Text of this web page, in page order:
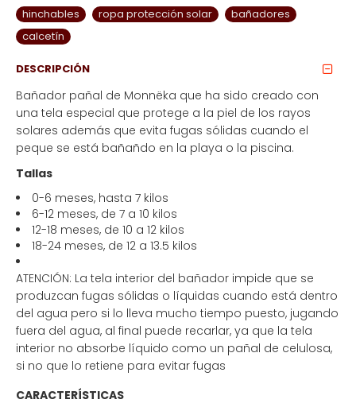
hinchables
ropa protección solar
bañadores
calcetín
DESCRIPCIÓN
Bañador pañal de Monnëka que ha sido creado con
una tela especial que protege a la piel de los rayos
solares además que evita fugas sólidas cuando el
peque se está bañañdo en la playa o la piscina.
Tallas
0-6 meses, hasta 7 kilos
6-12 meses, de 7 a 10 kilos
12-18 meses, de 10 a 12 kilos
18-24 meses, de 12 a 13.5 kilos
ATENCIÓN: La tela interior del bañador impide que se
produzcan fugas sólidas o líquidas cuando está dentro
del agua pero si lo lleva mucho tiempo puesto, jugando
fuera del agua, al final puede recarlar, ya que la tela
interior no absorbe líquido como un pañal de celulosa,
si no que lo retiene para evitar fugas
CARACTERÍSTICAS